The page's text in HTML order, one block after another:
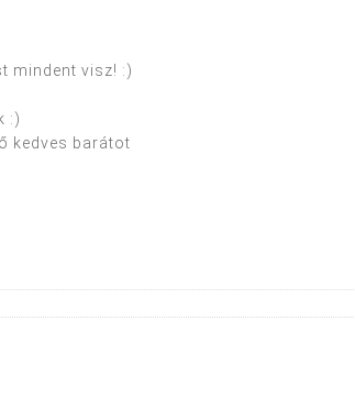
mindent visz! :)
:)
kedves barátot